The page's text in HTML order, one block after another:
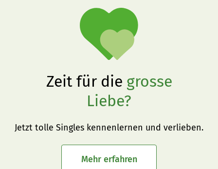
Zeit für die grosse
Liebe?
Jetzt tolle Singles kennenlernen und verlieben.
Mehr erfahren